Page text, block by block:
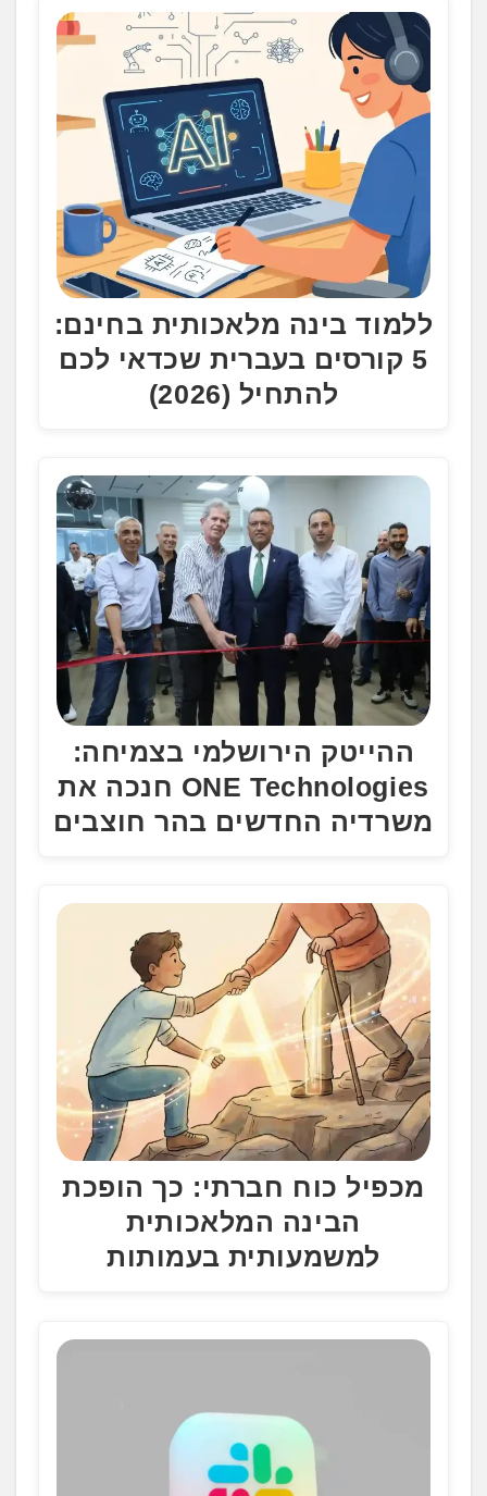
ללמוד בינה מלאכותית בחינם:
5 קורסים בעברית שכדאי לכם
להתחיל (2026)
ההייטק הירושלמי בצמיחה:
ONE Technologies חנכה את
משרדיה החדשים בהר חוצבים
מכפיל כוח חברתי: כך הופכת
הבינה המלאכותית
למשמעותית בעמותות